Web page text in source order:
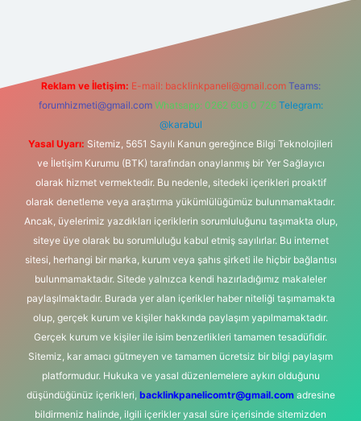
Reklam ve İletişim: E-mail: backlinkpaneli@gmail.com Teams:
forumhizmeti@gmail.com Whatsapp: 0262 606 0 726 Telegram:
@karabul
Yasal Uyarı: Sitemiz, 5651 Sayılı Kanun gereğince Bilgi Teknolojileri
ve İletişim Kurumu (BTK) tarafından onaylanmış bir Yer Sağlayıcı
olarak hizmet vermektedir. Bu nedenle, sitedeki içerikleri proaktif
olarak denetleme veya araştırma yükümlülüğümüz bulunmamaktadır.
Ancak, üyelerimiz yazdıkları içeriklerin sorumluluğunu taşımakta olup,
siteye üye olarak bu sorumluluğu kabul etmiş sayılırlar. Bu internet
sitesi, herhangi bir marka, kurum veya şahıs şirketi ile hiçbir bağlantısı
bulunmamaktadır. Sitede yalnızca kendi hazırladığımız makaleler
paylaşılmaktadır. Burada yer alan içerikler haber niteliği taşımamakta
olup, gerçek kurum ve kişiler hakkında paylaşım yapılmamaktadır.
Gerçek kurum ve kişiler ile isim benzerlikleri tamamen tesadüfidir.
Sitemiz, kar amacı gütmeyen ve tamamen ücretsiz bir bilgi paylaşım
platformudur. Hukuka ve yasal düzenlemelere aykırı olduğunu
düşündüğünüz içerikleri, backlinkpanelicomtr@gmail.comadresine
bildirmeniz halinde, ilgili içerikler yasal süre içerisinde sitemizden